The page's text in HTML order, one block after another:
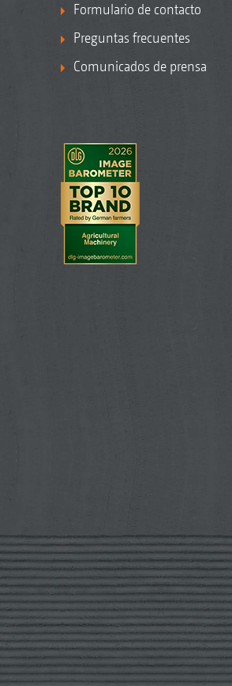
Formulario de contacto
Preguntas frecuentes
Comunicados de prensa